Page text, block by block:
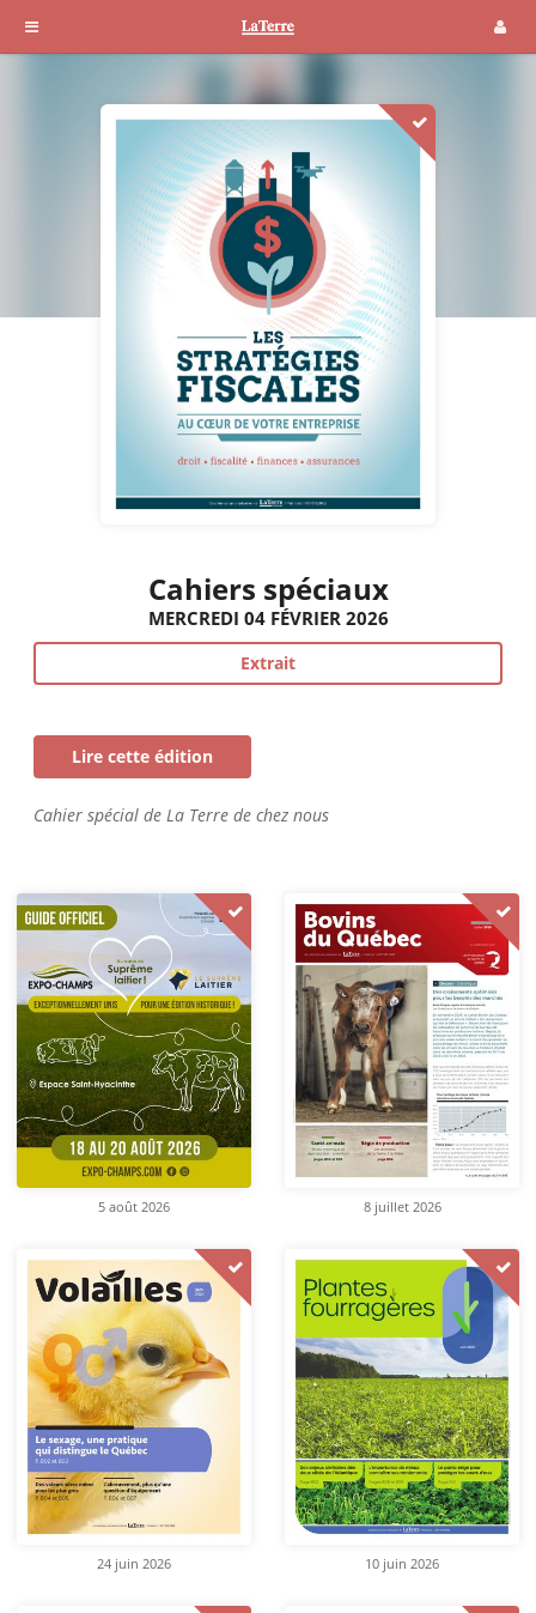
Cahiers spéciaux
MERCREDI 04 FÉVRIER 2026
Extrait
Lire cette édition
Cahier spécial de La Terre de chez nous
5 août 2026 8 juillet 2026
24 juin 2026 10 juin 2026